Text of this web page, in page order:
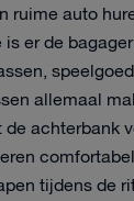
ruime auto
er de
allemaal
de achterbank
tijdens de